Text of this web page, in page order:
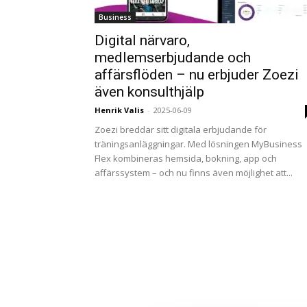
Business
Digital närvaro,
medlemserbjudande och
affärsflöden – nu erbjuder Zoezi
även konsulthjälp
Henrik Valis - 2025-06-09
Zoezi breddar sitt digitala erbjudande för
träningsanläggningar. Med lösningen MyBusiness
Flex kombineras hemsida, bokning, app och
affärssystem – och nu finns även möjlighet att...